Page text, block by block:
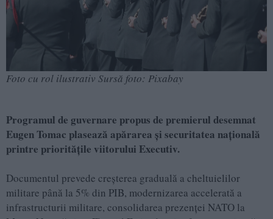
Foto cu rol ilustrativ Sursă foto: Pixabay
Programul de guvernare propus de premierul desemnat
Eugen Tomac plasează apărarea și securitatea națională
printre prioritățile viitorului Executiv.
Documentul prevede creșterea graduală a cheltuielilor
militare până la 5% din PIB, modernizarea accelerată a
infrastructurii militare, consolidarea prezenței NATO la